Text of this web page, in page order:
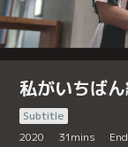
私がいちば
Subtitle
2020
31mins